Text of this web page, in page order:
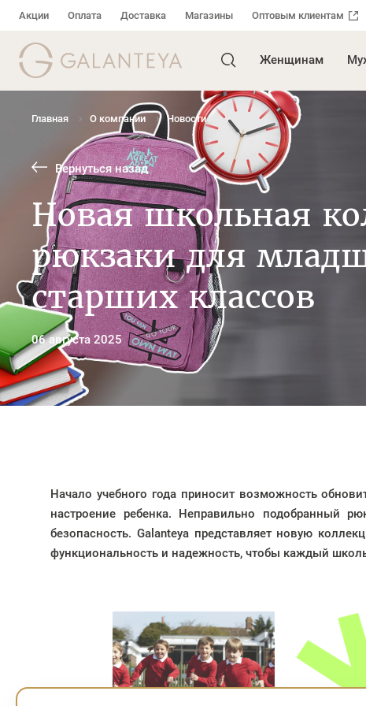
Акции Оплата Доставка Магазины Оптовым клиентам
Женщинам
Главная О компании Новости
Вернуться назад
Новая школьная
рюкзаки для
старших классов
06 августа 2025
Начало учебного года приносит возможность
настроение ребенка. Неправильно подобранный
безопасность. Galanteya представляет новую
функциональность и надежность, чтобы каждый